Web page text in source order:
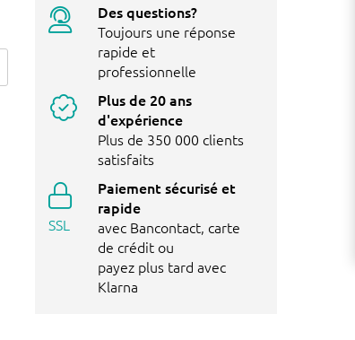
Des questions?
Toujours une réponse
rapide et
professionnelle
Plus de 20 ans
d'expérience
Plus de 350 000 clients
satisfaits
SSL
Paiement sécurisé et
rapide
avec Bancontact, carte
de crédit ou
payez plus tard avec
Klarna